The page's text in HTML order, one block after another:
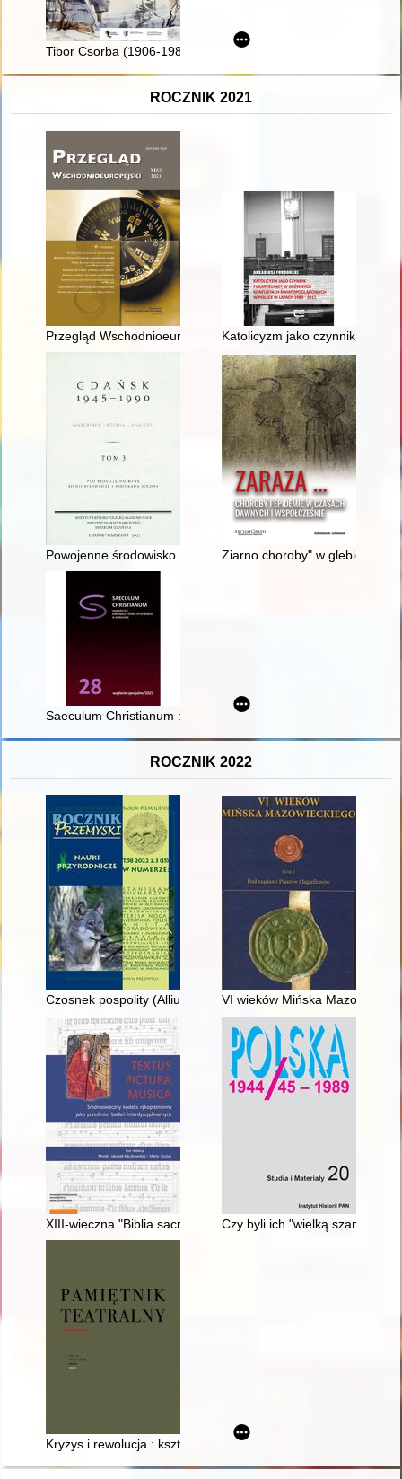
Tibor Csorba (1906-1985) : widoki polskie węgierskim okiem
ROCZNIK 2021
Przegląd Wschodnioeuropejski. [T.] 12, [nr] 1 (2021)
Katolicyzm jako czynnik
Powojenne środowisko Polaków-Gdańszczan : próby
Ziarno choroby" w glebie i
Saeculum Christianum : pismo historyczne R. 28, nr specjalny
ROCZNIK 2022
Czosnek pospolity (Allium sativum L.) : roślina wyjątkowa :
VI wieków Mińska
XIII-wieczna "Biblia sacra" ze zbiorów Biblioteki PAN w
Czy byli ich "wielką szansą"? :
Kryzys i rewolucja : kształtowanie się estetyki Teatru